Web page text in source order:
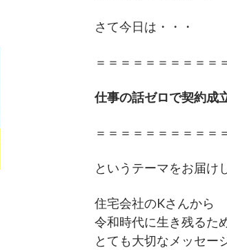
さて今日は・・・
＝＝＝＝＝＝＝＝＝＝
仕事の話ゼロで契約成
＝＝＝＝＝＝＝＝＝＝
というテーマをお届け
住宅会社のKさんから
令和時代に生き残るた
とても大切なメッセー